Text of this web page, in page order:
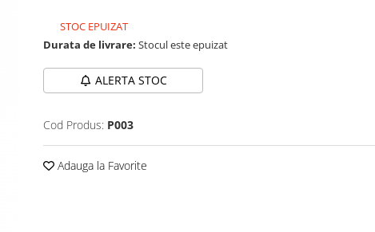
STOC EPUIZAT
Durata de livrare: Stocul este epuizat
ALERTA STOC
Cod Produs: P003
Adauga la Favorite